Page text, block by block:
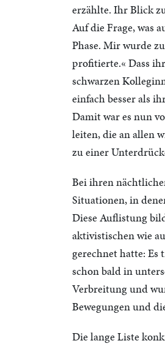
erzählte. Ihr Blick
Auf die Frage, was
Phase. Mir wurde
profitierte.« Dass
schwarzen
einfach besser als
Damit war es nun
leiten, die an allen
zu einer
Bei ihren
Situationen, in
Diese Auflistung
aktivistischen wie
gerechnet hatte:
schon bald in
Verbreitung und
Bewegungen und
Die lange Liste